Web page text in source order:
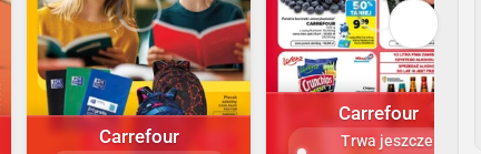
Carrefour
Carrefour
Trwa jeszcze